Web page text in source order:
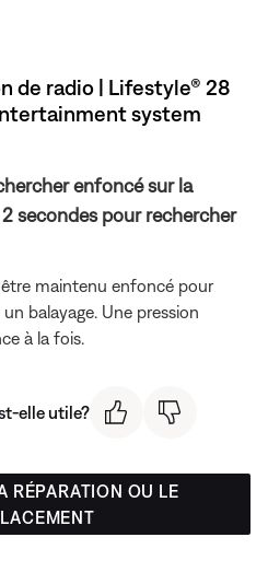
de radio | Lifestyle® 28
system
enfoncé sur la
secondes pour rechercher
maintenu enfoncé pour
balayage. Une pression
à la fois.
elle utile?
RÉPARATION OU LE